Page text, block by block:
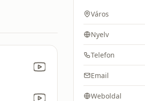
Város
Nyelv
Telefon
Email
Weboldal